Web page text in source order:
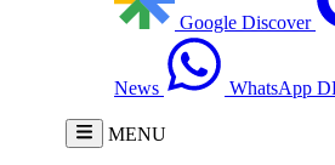
Google Discover
News WhatsApp
MENU